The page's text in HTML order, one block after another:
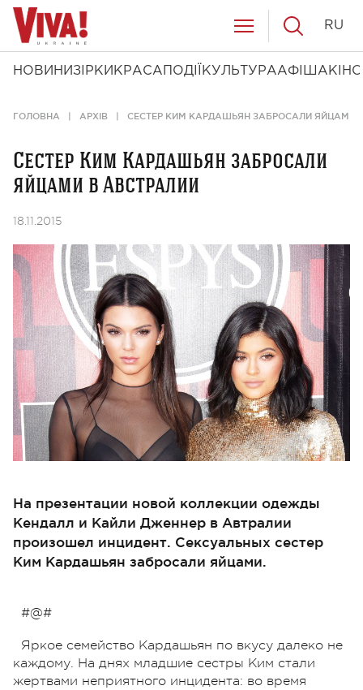
НОВИНИ ЗІРКИ КРАСА ПОДІЇ КУЛЬТУРААФІША КІНО
RU
ГОЛОВНА АРХІВ СЕСТЕР КИМ КАРДАШЬЯН ЗАБРОСАЛИ ЯЙЦАМИ
Сестер Ким Кардашьян забросали
яйцами в Австралии
18.11.2015
На презентации новой коллекции одежды
Кендалл и Кайли Дженнер в Автралии
произошел инцидент. Сексуальных сестер
Ким Кардашьян забросали яйцами.
#@#
Яркое семейство Кардашьян по вкусу далеко не
каждому. На днях младшие сестры Ким стали
жертвами неприятного инцидента: во время